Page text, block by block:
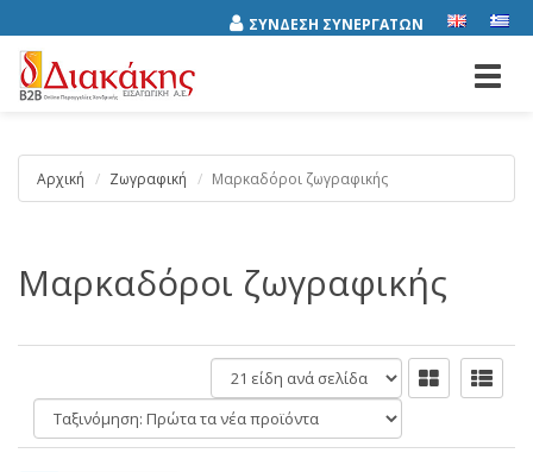
ΣΥΝΔΕΣΗ ΣΥΝΕΡΓΑΤΩΝ
Αρχική Ζωγραφική Μαρκαδόροι ζωγραφικής
Μαρκαδόροι ζωγραφικής
είδη
ανά
σελίδα
Ταξινόμηση: